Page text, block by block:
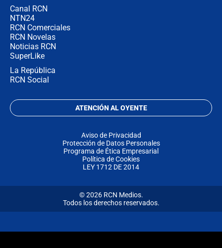
Canal RCN
NTN24
RCN Comerciales
RCN Novelas
Noticias RCN
SuperLike
La República
RCN Social
ATENCIÓN AL OYENTE
Aviso de Privacidad
Protección de Datos Personales
Programa de Ética Empresarial
Política de Cookies
LEY 1712 DE 2014
© 2026 RCN Medios.
Todos los derechos reservados.